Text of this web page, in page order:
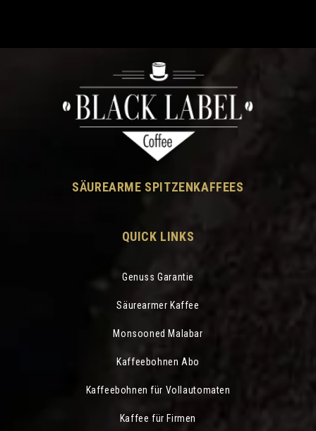
SÄUREARME SPITZENKAFFEES
QUICK LINKS
Genuss Garantie
Säurearmer Kaffee
Monsooned Malabar
Kaffeebohnen Abo
Kaffeebohnen für Vollautomaten
Kaffee für Firmen